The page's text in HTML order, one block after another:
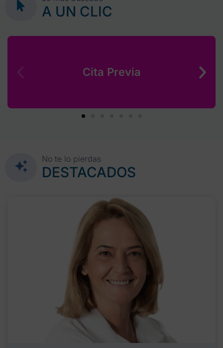
A UN CLIC
Cita Previa
No te lo pierdas
DESTACADOS